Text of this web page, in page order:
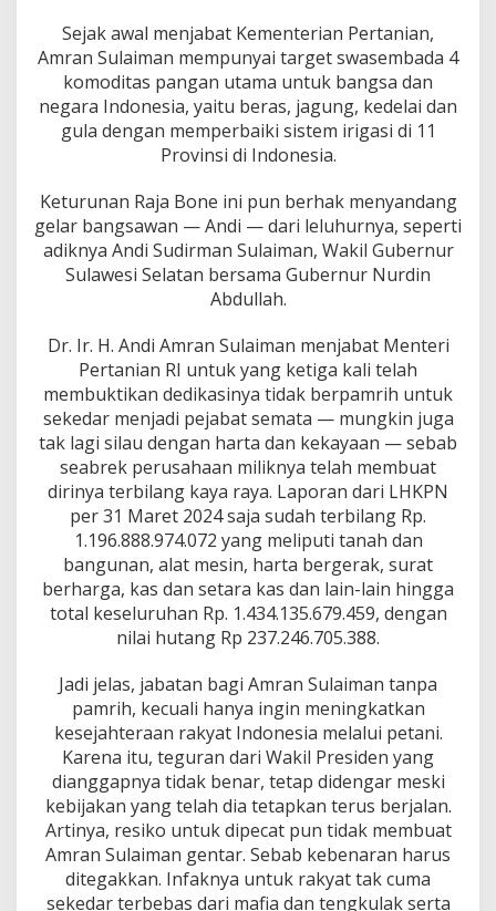
n
Sejak awal menjabat Kementerian Pertanian,
Amran Sulaiman mempunyai target swasembada 4
komoditas pangan utama untuk bangsa dan
negara Indonesia, yaitu beras, jagung, kedelai dan
gula dengan memperbaiki sistem irigasi di 11
Provinsi di Indonesia.
Keturunan Raja Bone ini pun berhak menyandang
gelar bangsawan — Andi — dari leluhurnya, seperti
adiknya Andi Sudirman Sulaiman, Wakil Gubernur
Sulawesi Selatan bersama Gubernur Nurdin
Abdullah.
Dr. Ir. H. Andi Amran Sulaiman menjabat Menteri
Pertanian RI untuk yang ketiga kali telah
membuktikan dedikasinya tidak berpamrih untuk
sekedar menjadi pejabat semata — mungkin juga
tak lagi silau dengan harta dan kekayaan — sebab
seabrek perusahaan miliknya telah membuat
dirinya terbilang kaya raya. Laporan dari LHKPN
per 31 Maret 2024 saja sudah terbilang Rp.
1.196.888.974.072 yang meliputi tanah dan
bangunan, alat mesin, harta bergerak, surat
berharga, kas dan setara kas dan lain-lain hingga
total keseluruhan Rp. 1.434.135.679.459, dengan
nilai hutang Rp 237.246.705.388.
Jadi jelas, jabatan bagi Amran Sulaiman tanpa
pamrih, kecuali hanya ingin meningkatkan
kesejahteraan rakyat Indonesia melalui petani.
Karena itu, teguran dari Wakil Presiden yang
dianggapnya tidak benar, tetap didengar meski
kebijakan yang telah dia tetapkan terus berjalan.
Artinya, resiko untuk dipecat pun tidak membuat
Amran Sulaiman gentar. Sebab kebenaran harus
ditegakkan. Infaknya untuk rakyat tak cuma
sekedar terbebas dari mafia dan tengkulak serta